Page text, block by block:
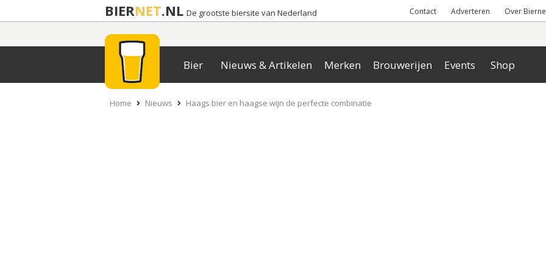
BIERNET.NL De grootste biersite van Nederland Contact Adverteren Over
Bier Nieuws & Artikelen Merken Brouwerijen Events Shop
Home Nieuws Haags bier en haagse wijn de perfecte combinatie